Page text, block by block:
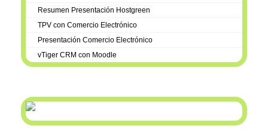
Resumen Presentación Hostgreen
TPV con Comercio Electrónico
Presentación Comercio Electrónico
vTiger CRM con Moodle